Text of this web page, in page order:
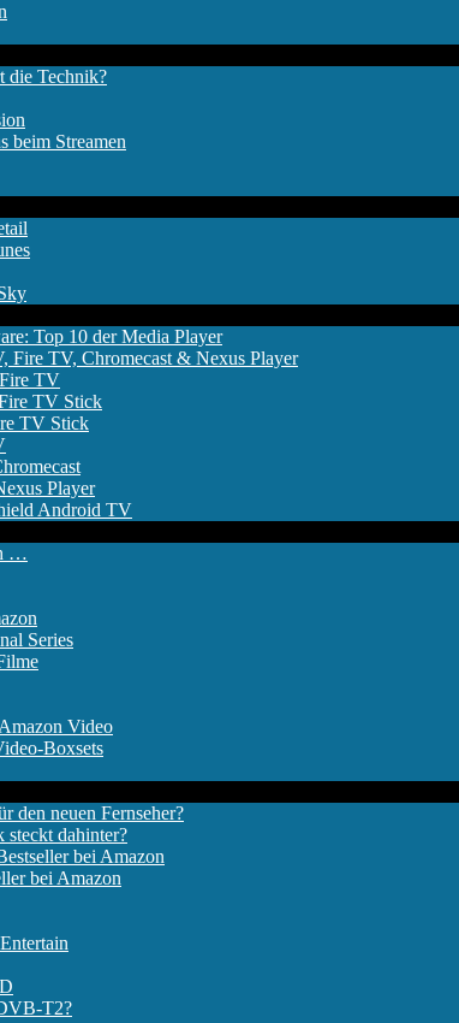
die Technik?
beim Streamen
Top 10 der Media Player
Fire TV, Chromecast & Nexus Player
TV
TV Stick
TV Stick
Player
Android TV
…
Series
Video
Boxsets
den neuen Fernseher?
dahinter?
bei Amazon
bei Amazon
T2?